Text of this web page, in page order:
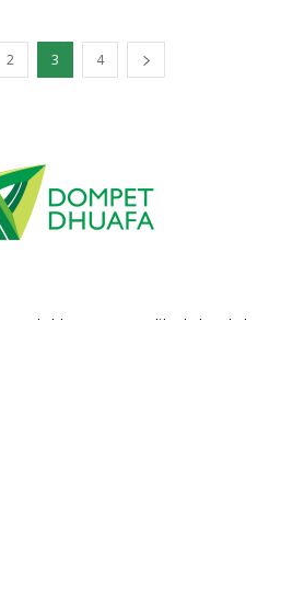
2 3 4
Umat yang dikelola oleh